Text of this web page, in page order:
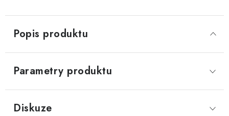
Popis produktu
Parametry produktu
Diskuze